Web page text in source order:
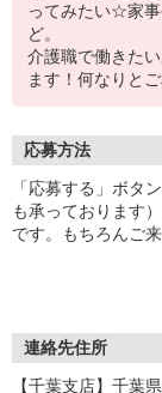
ってみたい☆家
ど。
介護職で働きた
ます！何なりと
応募方法
「応募する」ボタ
も承っております
です。もちろんご
連絡先住所
【千葉支店】千葉